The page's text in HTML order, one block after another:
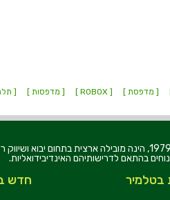
[ מדפסת ] [ ROBOX ] [ מדפסות ] [
חברת טלמיר אלקטרוניקה בע"מ, הוקמה בשנת 1979, הינה
בהתאם לדרישותיהם האינדיבידואליות.
חדש בטלמיר